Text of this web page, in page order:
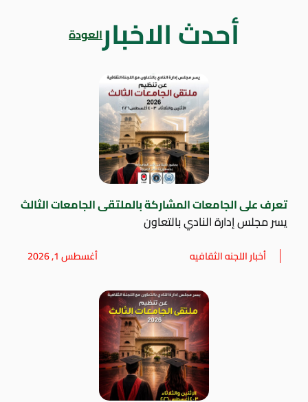
أحدث الاخبارالعودة
تعرف على الجامعات المشاركة بالملتقى الجامعات الثالث
يسر مجلس إدارة النادي بالتعاون
أخبار اللجنه الثقافيه أغسطس 1, 2026